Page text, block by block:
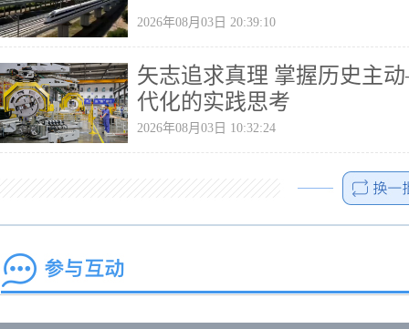
2026年08月03日 20:39:10
矢志追求真理 掌握历史主
代化的实践思考
2026年08月03日 10:32:24